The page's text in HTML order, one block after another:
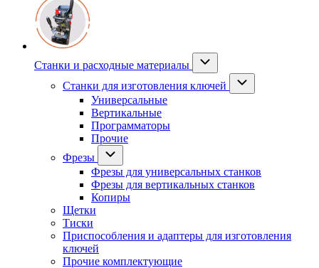
Станки и расходные материалы
Станки для изготовления ключей
Универсальные
Вертикальные
Программаторы
Прочие
Фрезы
Фрезы для универсальных станков
Фрезы для вертикальных станков
Копиры
Щетки
Тиски
Приспособления и адаптеры для изготовления
ключей
Прочие комплектующие